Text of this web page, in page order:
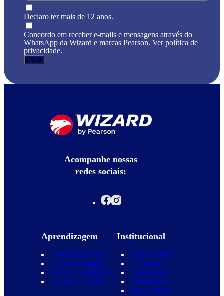
Declaro ter mais de 12 anos.
Concordo em receber e-mails e mensagens através do
WhatsApp da Wizard e marcas Pearson. Ver política de
privacidade.
Acompanhe nossas
redes sociais:
Aprendizagem
Nossos Cursos
Curso de Inglês
Curso de Espanhol
Nossas Escolas
Institucional
Quem Somos
Equipe
Novidades
Promoções
Blog Wizard